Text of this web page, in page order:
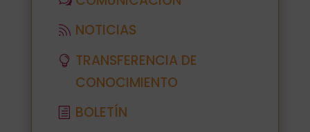
NOTICIAS
TRANSFERENCIA DE
CONOCIMIENTO
BOLETÍN